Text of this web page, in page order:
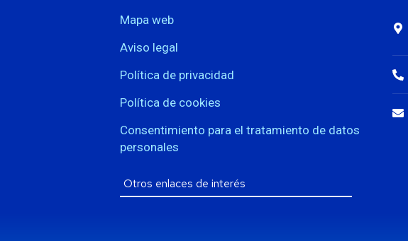
Mapa web
Aviso legal
Política de privacidad
Política de cookies
Consentimiento para el tratamiento de datos
personales